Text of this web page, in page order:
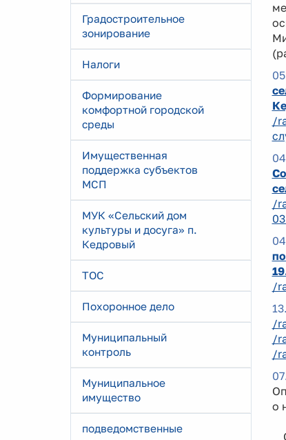
Градостроительное
зонирование
Налоги
Формирование
комфортной городской
среды
Имущественная
поддержка субъектов
МСП
МУК «Сельский дом
культуры и досуга» п.
Кедровый
ТОС
Похоронное дело
Муниципальный
контроль
Муниципальное
имущество
подведомственные
/
/
/
/
/
/
о